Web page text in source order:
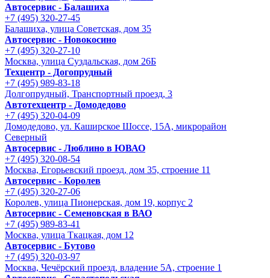
Автосервис - Балашиха
+7 (495) 320-27-45
Балашиха, улица Советская, дом 35
Автосервис - Новокосино
+7 (495) 320-27-10
Москва, улица Суздальская, дом 26Б
Техцентр - Догопрудный
+7 (495) 989-83-18
Долгопрудный, Транспортный проезд, 3
Автотехцентр - Домодедово
+7 (495) 320-04-09
Домодедово, ул. Каширское Шоссе, 15А, микрорайон
Северный
Автосервис - Люблино в ЮВАО
+7 (495) 320-08-54
Москва, Егорьевский проезд, дом 35, строение 11
Автосервис - Королев
+7 (495) 320-27-06
Королев, улица Пионерская, дом 19, корпус 2
Автосервис - Семеновская в ВАО
+7 (495) 989-83-41
Москва, улица Ткацкая, дом 12
Автосервис - Бутово
+7 (495) 320-03-97
Москва, Чечёрский проезд, владение 5А, строение 1